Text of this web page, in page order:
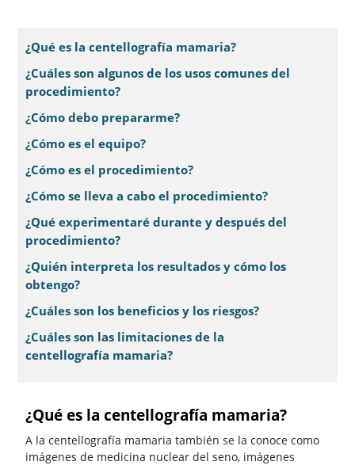
¿Qué es la centellografía mamaria?
¿Cuáles son algunos de los usos comunes del
procedimiento?
¿Cómo debo prepararme?
¿Cómo es el equipo?
¿Cómo es el procedimiento?
¿Cómo se lleva a cabo el procedimiento?
¿Qué experimentaré durante y después del
procedimiento?
¿Quién interpreta los resultados y cómo los
obtengo?
¿Cuáles son los beneficios y los riesgos?
¿Cuáles son las limitaciones de la
centellografía mamaria?
¿Qué es la centellografía mamaria?
A la centellografía mamaria también se la conoce como
imágenes de medicina nuclear del seno, imágenes